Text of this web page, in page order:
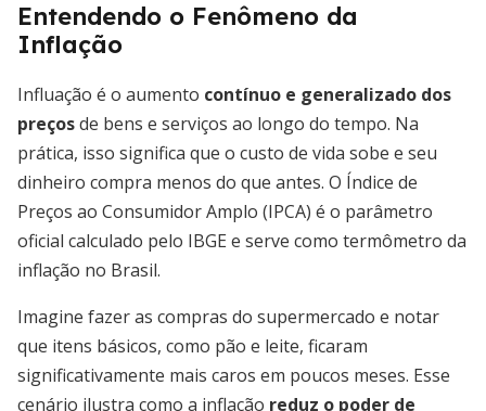
Entendendo o Fenômeno da
Inflação
Influação é o aumento contínuo e generalizado dos
preçosde bens e serviços ao longo do tempo. Na
prática, isso significa que o custo de vida sobe e seu
dinheiro compra menos do que antes. O Índice de
Preços ao Consumidor Amplo (IPCA) é o parâmetro
oficial calculado pelo IBGE e serve como termômetro da
inflação no Brasil.
Imagine fazer as compras do supermercado e notar
que itens básicos, como pão e leite, ficaram
significativamente mais caros em poucos meses. Esse
cenário ilustra como a inflação reduz o poder de